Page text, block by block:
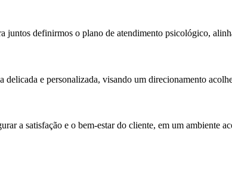
juntos definirmos o plano de atendimento psicológico,
e personalizada, visando um direcionamento
a satisfação e o bem-estar do cliente, em um ambiente